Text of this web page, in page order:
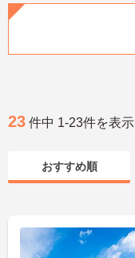
23 件中 1-23件を表示
おすすめ順